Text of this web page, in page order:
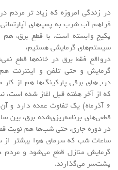
در زندگی امروزه که زیاد تر مردم
فراهم آب شرب به پمپ‌های
پکیج وابسته است، با قطع برق،
سیستم‌های گرمایشی هستیم،
درواقع فقط برق در خانه‌ها قطع
گرمایش و حتی تلفن و اینترنت
درب‌های برقی پارکینگ‌ها هم از کار
6 آذرماه) یک تفاوت عمده دارد و
در دوره جاری، حتی شب‌ها هم نوبت
ساعات شب که سرمای هوا بیشتر از
گرمایش منازل قطع می‌شود و مردم
پشت‌سر می‌گذارند.